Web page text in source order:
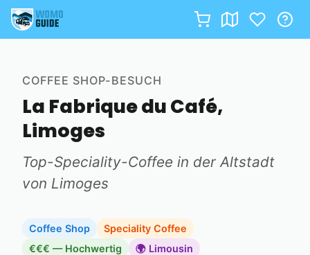
springen
COFFEE SHOP-BESUCH
La Fabrique du Café,
Limoges
Top-Speciality-Coffee in der Altstadt
von Limoges
Coffee Shop
Speciality Coffee
€€€ — Hochwertig
🌍 Limousin